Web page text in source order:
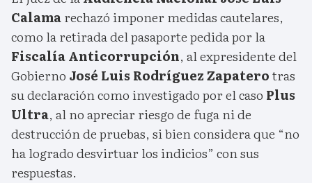
Calamarechazó imponer medidas cautelares,
como la retirada del pasaporte pedida por la
Fiscalía Anticorrupción, al expresidente del
Gobierno José Luis Rodríguez Zapaterotras
su declaración como investigado por el caso Plus
Ultra, al no apreciar riesgo de fuga ni de
destrucción de pruebas, si bien considera que “no
ha logrado desvirtuar los indicios” con sus
respuestas.